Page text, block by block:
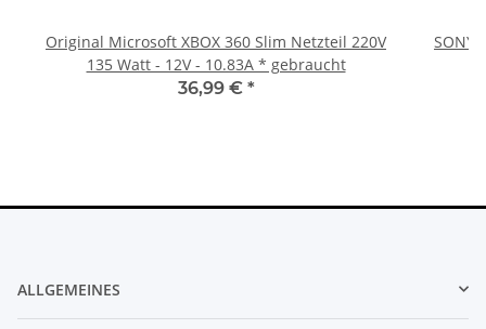
Original Microsoft XBOX 360 Slim Netzteil 220V
135 Watt - 12V - 10.83A * gebraucht
36,99 € *
SONY
ALLGEMEINES